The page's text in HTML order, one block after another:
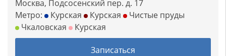
Москва, Подсосенский пер. д. 17
Метро:
Курская Курская
Чистые пруды
Чкаловская
Курская
Записаться